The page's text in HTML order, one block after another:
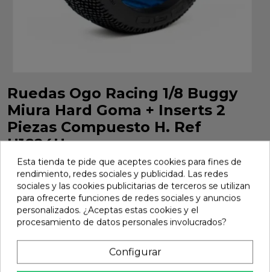
Ruedas Ogo Racing 1/8 Buggy
Miura Hard Goma + Inserts 2
Piezas Compuesto H. Ref
H1824H
Ruedas Ogo Racing 1/8 Buggy Miura Hard Goma + Inserts 2
Piezas Compuesto H. Ref H1824H
Marca: Ogo Racing Ref: H1824H
17,58 €
Añadir
Esta tienda te pide que aceptes cookies para fines de
rendimiento, redes sociales y publicidad. Las redes
sociales y las cookies publicitarias de terceros se utilizan
para ofrecerte funciones de redes sociales y anuncios
personalizados. ¿Aceptas estas cookies y el
procesamiento de datos personales involucrados?
Configurar